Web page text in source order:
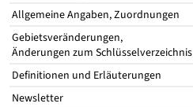
Allgemeine Angaben, Zuordnungen
Gebietsveränderungen,
Änderungen zum Schlüsselverzeichnis
Definitionen und Erläuterungen
Newsletter